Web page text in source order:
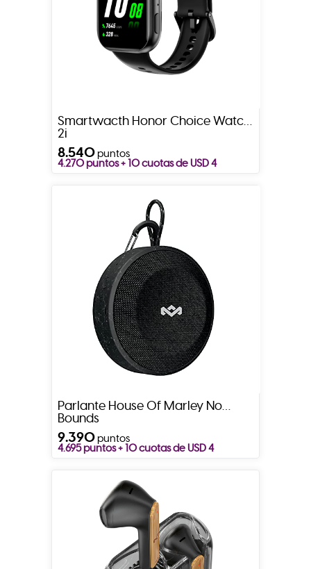
Smartwacth Honor Choice Watch
2i
8.540puntos
4.270 puntos + 10 cuotas de USD 4
Parlante House Of Marley No
Bounds
9.390puntos
4.695 puntos + 10 cuotas de USD 4